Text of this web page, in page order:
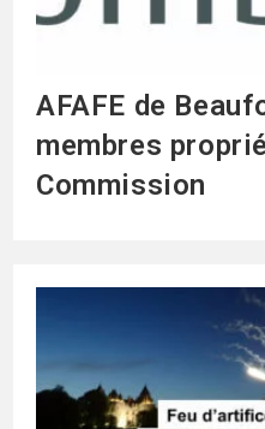
AFAFE de
membres
Commission